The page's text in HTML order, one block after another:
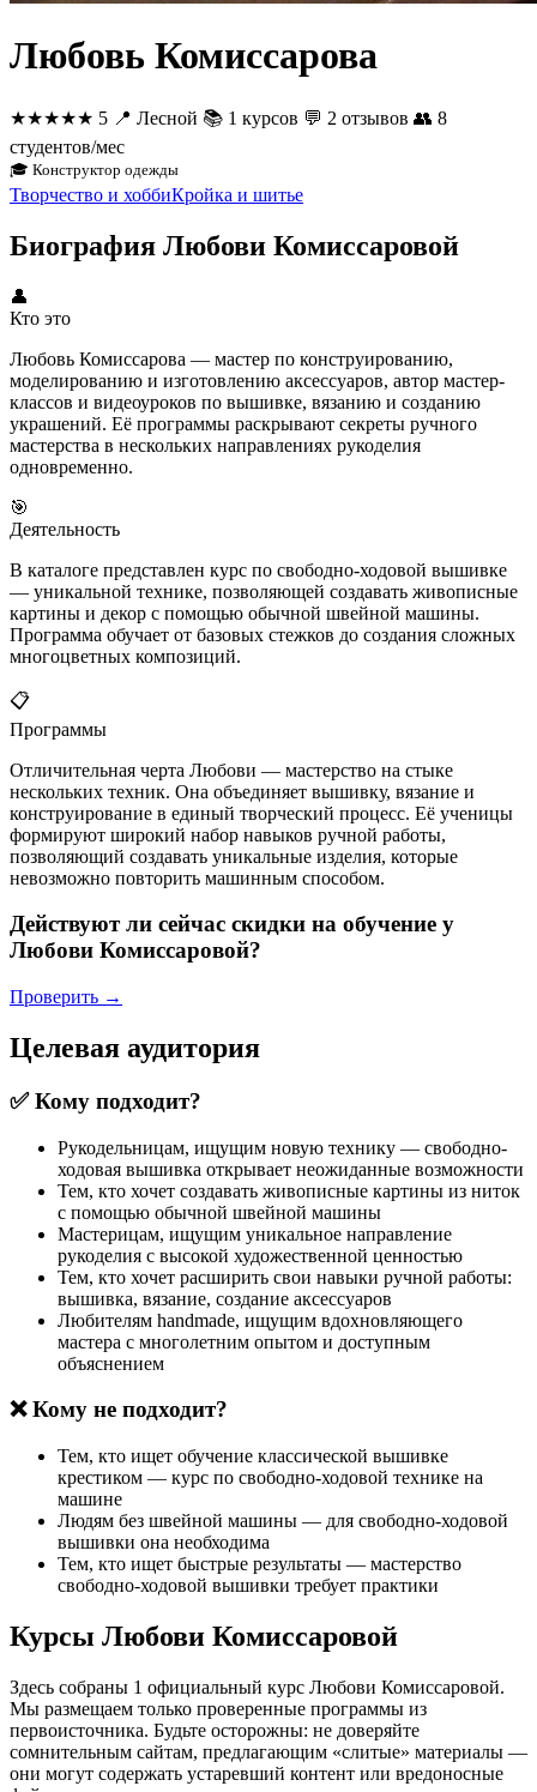
Любовь Комиссарова
★★★★★ 5 📍 Лесной 📚 1 курсов 💬 2 отзывов 👥 8
студентов/мес
🎓 Конструктор одежды
Творчество и хоббиКройка и шитье
Биография Любови Комиссаровой
👤
Кто это
Любовь Комиссарова — мастер по конструированию,
моделированию и изготовлению аксессуаров, автор мастер-
классов и видеоуроков по вышивке, вязанию и созданию
украшений. Её программы раскрывают секреты ручного
мастерства в нескольких направлениях рукоделия
одновременно.
🎯
Деятельность
В каталоге представлен курс по свободно-ходовой вышивке
— уникальной технике, позволяющей создавать живописные
картины и декор с помощью обычной швейной машины.
Программа обучает от базовых стежков до создания сложных
многоцветных композиций.
📋
Программы
Отличительная черта Любови — мастерство на стыке
нескольких техник. Она объединяет вышивку, вязание и
конструирование в единый творческий процесс. Её ученицы
формируют широкий набор навыков ручной работы,
позволяющий создавать уникальные изделия, которые
невозможно повторить машинным способом.
Действуют ли сейчас скидки на обучение у
Любови Комиссаровой?
Проверить →
Целевая аудитория
✅ Кому подходит?
Рукодельницам, ищущим новую технику — свободно-
ходовая вышивка открывает неожиданные возможности
Тем, кто хочет создавать живописные картины из ниток
с помощью обычной швейной машины
Мастерицам, ищущим уникальное направление
рукоделия с высокой художественной ценностью
Тем, кто хочет расширить свои навыки ручной работы:
вышивка, вязание, создание аксессуаров
Любителям handmade, ищущим вдохновляющего
мастера с многолетним опытом и доступным
объяснением
❌ Кому не подходит?
Тем, кто ищет обучение классической вышивке
крестиком — курс по свободно-ходовой технике на
машине
Людям без швейной машины — для свободно-ходовой
вышивки она необходима
Тем, кто ищет быстрые результаты — мастерство
свободно-ходовой вышивки требует практики
Курсы Любови Комиссаровой
Здесь собраны 1 официальный курс Любови Комиссаровой.
Мы размещаем только проверенные программы из
первоисточника. Будьте осторожны: не доверяйте
сомнительным сайтам, предлагающим «слитые» материалы —
они могут содержать устаревший контент или вредоносные